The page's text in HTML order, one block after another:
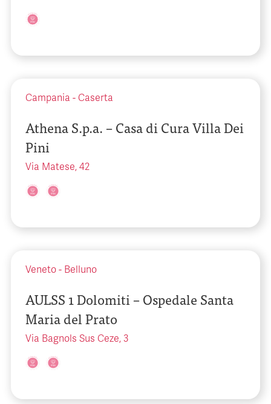
Campania - Caserta
Athena S.p.a. – Casa di Cura Villa Dei
Pini
Via Matese, 42
Veneto - Belluno
AULSS 1 Dolomiti – Ospedale Santa
Maria del Prato
Via Bagnols Sus Ceze, 3